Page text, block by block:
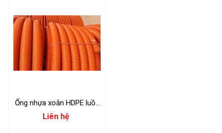
Ống nhựa xoắn HDPE luồn
dây điện
Liên hệ